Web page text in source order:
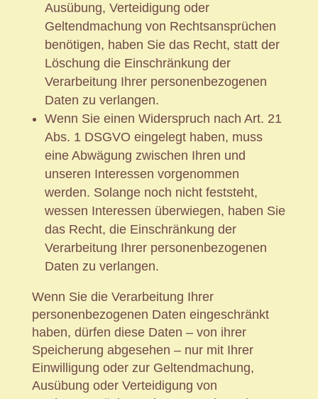
Ausübung, Verteidigung oder
Geltendmachung von Rechtsansprüchen
benötigen, haben Sie das Recht, statt der
Löschung die Einschränkung der
Verarbeitung Ihrer personenbezogenen
Daten zu verlangen.
Wenn Sie einen Widerspruch nach Art. 21
Abs. 1 DSGVO eingelegt haben, muss
eine Abwägung zwischen Ihren und
unseren Interessen vorgenommen
werden. Solange noch nicht feststeht,
wessen Interessen überwiegen, haben Sie
das Recht, die Einschränkung der
Verarbeitung Ihrer personenbezogenen
Daten zu verlangen.
Wenn Sie die Verarbeitung Ihrer
personenbezogenen Daten eingeschränkt
haben, dürfen diese Daten – von ihrer
Speicherung abgesehen – nur mit Ihrer
Einwilligung oder zur Geltendmachung,
Ausübung oder Verteidigung von